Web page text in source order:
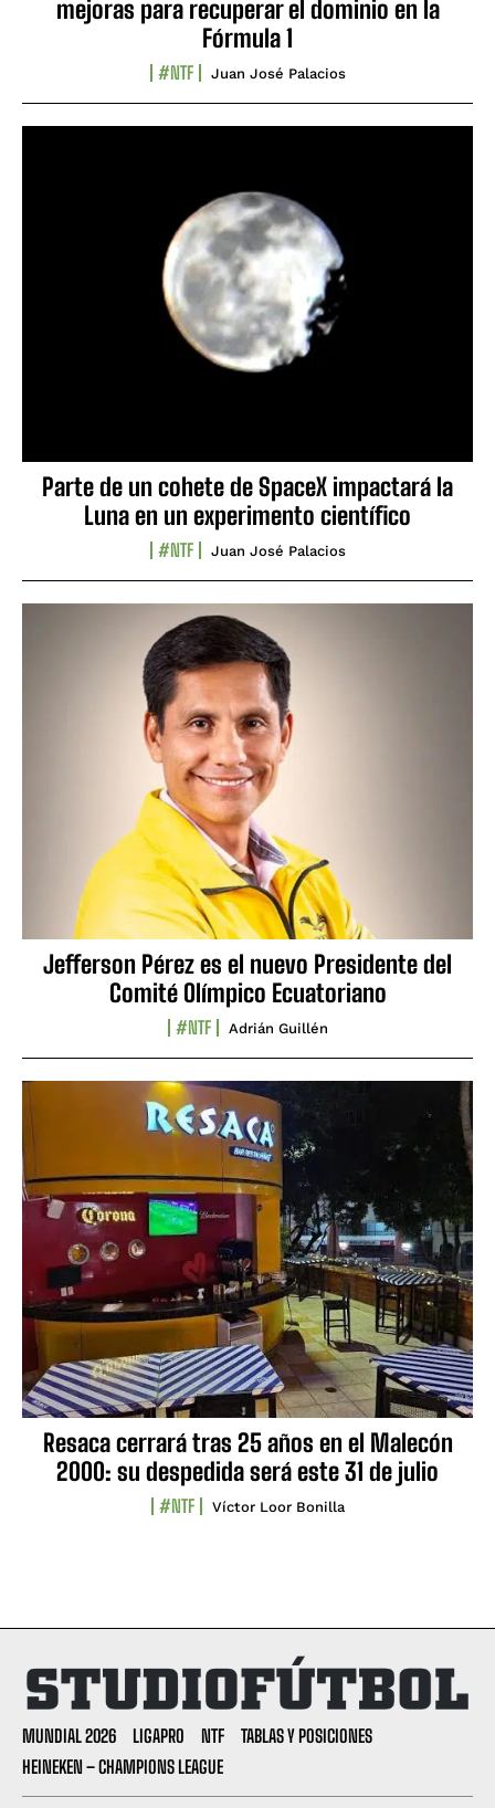
mejoras para recuperar el dominio en la
Fórmula 1
#NTF Juan José Palacios
Parte de un cohete de SpaceX impactará la
Luna en un experimento científico
#NTF Juan José Palacios
Jefferson Pérez es el nuevo Presidente del
Comité Olímpico Ecuatoriano
#NTF Adrián Guillén
Resaca cerrará tras 25 años en el Malecón
2000: su despedida será este 31 de julio
#NTF Víctor Loor Bonilla
MUNDIAL 2026 LIGAPRO NTF
TABLAS Y POSICIONES
HEINEKEN – CHAMPIONS LEAGUE